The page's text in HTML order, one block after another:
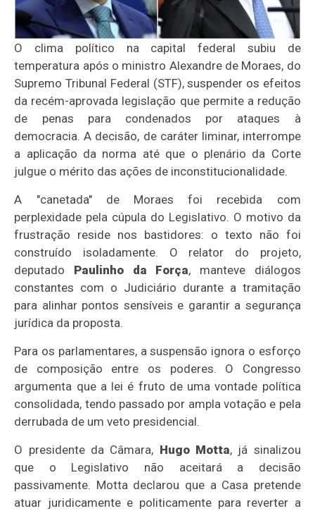
O clima político na capital federal subiu de
temperatura após o ministro Alexandre de Moraes, do
Supremo Tribunal Federal (STF), suspender os efeitos
da recém-aprovada legislação que permite a redução
de penas para condenados por ataques à
democracia. A decisão, de caráter liminar, interrompe
a aplicação da norma até que o plenário da Corte
julgue o mérito das ações de inconstitucionalidade.
A "canetada" de Moraes foi recebida com
perplexidade pela cúpula do Legislativo. O motivo da
frustração reside nos bastidores: o texto não foi
construído isoladamente. O relator do projeto,
deputado Paulinho da Força, manteve diálogos
constantes com o Judiciário durante a tramitação
para alinhar pontos sensíveis e garantir a segurança
jurídica da proposta.
Para os parlamentares, a suspensão ignora o esforço
de composição entre os poderes. O Congresso
argumenta que a lei é fruto de uma vontade política
consolidada, tendo passado por ampla votação e pela
derrubada de um veto presidencial.
O presidente da Câmara, Hugo Motta, já sinalizou
que o Legislativo não aceitará a decisão
passivamente. Motta declarou que a Casa pretende
atuar juridicamente e politicamente para reverter a